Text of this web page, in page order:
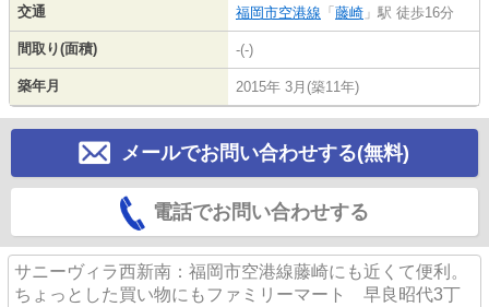
交通 福岡市空港線 「 藤崎 」駅 徒歩16分
間取り(面積) -(-)
築年月 2015年 3月(築11年)
メールでお問い合わせする(無料)
電話でお問い合わせする
サニーヴィラ西新南：福岡市空港線藤崎にも近くて便利。
ちょっとした買い物にもファミリーマート 早良昭代3丁